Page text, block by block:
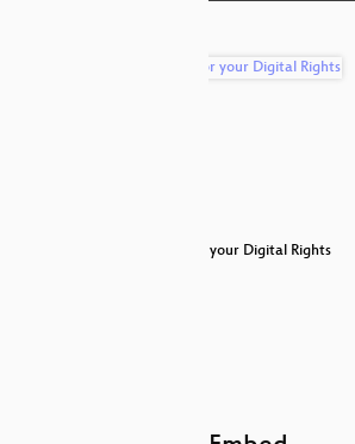
Fight for your Digital Rights